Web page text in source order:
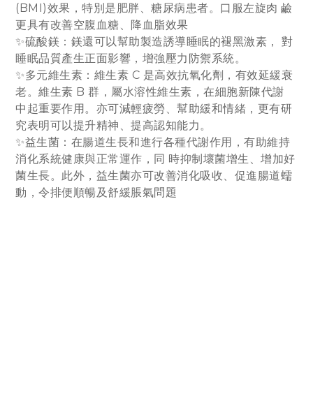
(BMI)效果，特別是肥胖、糖尿病患者。口服左旋肉 鹼
更具有改善空腹血糖、降血脂效果
✨硫酸鎂：鎂還可以幫助製造誘導睡眠的褪黑激素， 對
睡眠品質產生正面影響，增強壓力防禦系統。
✨多元維生素：維生素 C 是高效抗氧化劑，有效延緩衰
老。維生素 B 群，屬水溶性維生素，在細胞新陳代謝
中起重要作用。亦可減輕疲勞、幫助緩和情緒，更有研
究表明可以提升精神、提高認知能力。
✨益生菌：在腸道生長和進行各種代謝作用，有助維持
消化系統健康與正常運作，同 時抑制壞菌增生、增加好
菌生長。此外，益生菌亦可改善消化吸收、促進腸道蠕
動，令排便順暢及舒緩脹氣問題